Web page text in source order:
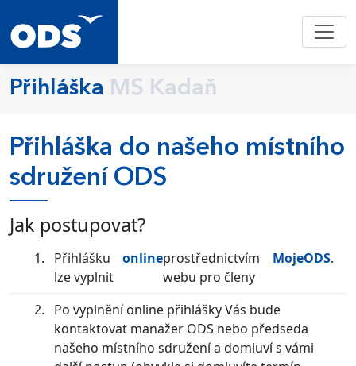
Přihláška MS Kadaň
Přihláška do našeho místního
sdružení ODS
Jak postupovat?
Přihlášku
lze vyplnit
onlineprostřednictvím
webu pro členy
MojeODS.
Po vyplnění online přihlášky Vás bude
kontaktovat manažer ODS nebo předseda
našeho místního sdružení a domluví s vámi